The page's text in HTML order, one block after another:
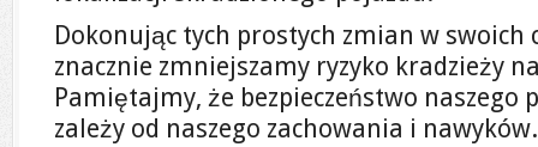
Dokonując tych prostych zmian w swoich
znacznie zmniejszamy ryzyko kradzieży
Pamiętajmy, że bezpieczeństwo naszego
zależy od naszego zachowania i nawyków.